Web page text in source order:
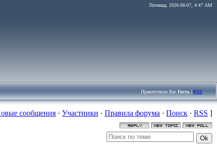
Пятница, 2026-08-07, 4:47 AM
Приветствую Вас Гость | RSS
сообщения · Участники · Правила форума · Поиск · RSS ]